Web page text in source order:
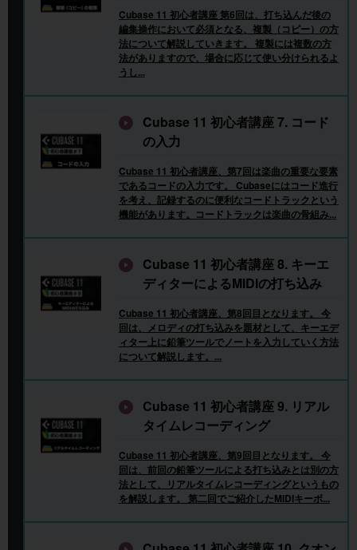
Cubase 11 初心者講座 第6回は、打ち込んだ後の
編集操作において必須となる、複製（コピー）の方
法について解説していきます。 複製には複数の方
法がありますので、場合に応じて使い分けられるよ
うし...
Cubase 11 初心者講座 7. コード
の入力
Cubase 11 初心者講座、第7回は楽曲の重要な要素
であるコードの入力です。 Cubaseにはコード進行
を考え、記録するのに便利なコードトラックという
機能があります。コードトラックは楽曲の骨組み...
Cubase 11 初心者講座 8. キーエ
ディターによるMIDIの打ち込み
Cubase 11 初心者講座、第8回目となります。 今
回は、メロディの打ち込みを題材として、キーエデ
ィター上に鉛筆ツールでノートを入力していく方法
について解説します。...
Cubase 11 初心者講座 9. リアル
タイムレコーディング
Cubase 11 初心者講座、第9回目となります。 今
回は、前回の鉛筆ツールによる打ち込みとは別の方
法として、リアルタイムレコーディングというもの
を解説します。 第二回でご紹介したMIDIキーボ...